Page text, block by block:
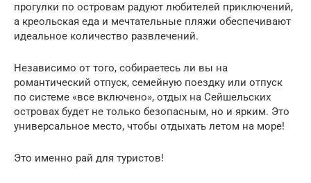
прогулки по островам радуют любителей приключений,
а креольская еда и мечтательные пляжи обеспечивают
идеальное количество развлечений.
Независимо от того, собираетесь ли вы на
романтический отпуск, семейную поездку или отпуск
по системе «все включено», отдых на Сейшельских
островах будет не только безопасным, но и ярким. Это
универсальное место, чтобы отдыхать летом на море!
Это именно рай для туристов!